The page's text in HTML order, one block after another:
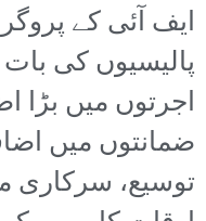
ایف آئی کے
پالیسیوں کی
اجرتوں میں بڑا
ضمانتوں میں
توسیع، سرکاری